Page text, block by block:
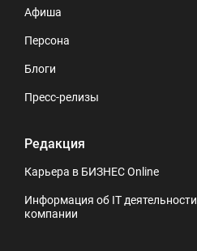
Афиша
Персона
Блоги
Пресс-релизы
Редакция
Карьера в БИЗНЕС Online
Информация об IT деятельности
компании